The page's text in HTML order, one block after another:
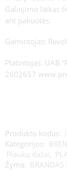
Galiojimo laikas
ant pakuotės.
Gamintojas:
Platintojas: UAB
2602657
Produkto kodas:
Kategorijos:
Plaukų dažai ,
Žyma: